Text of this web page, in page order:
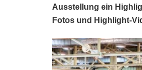
Ausstellung ein
Fotos und Highlight-